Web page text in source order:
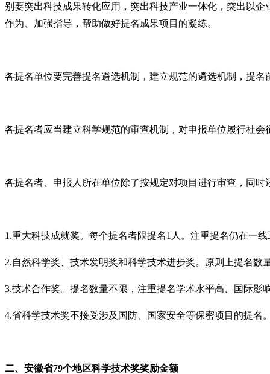
别要突出科技成果转化应用，突出科技产业一体化，突出以
作为、加强指导，帮助做好提名成果项目的凝练。
各提名单位要完善提名遴选机制，建立规范的遴选机制，提
各提名者应当建立科学规范的审查机制，对申报单位履行社
各提名者、申报人所在单位除了按规定对项目进行审查，同
1.重大科技成就奖。每个提名者限提名1人。注重提名仍在一
2.自然科学奖、技术发明奖和科学技术进步奖。原则上提名数
3.技术合作奖。提名数量不限，注重提名学术水平高、国际
4.省科学技术奖不接受涉及国防、国家安全等保密项目的提名
二、安徽省79个地区科学技术奖奖励金额